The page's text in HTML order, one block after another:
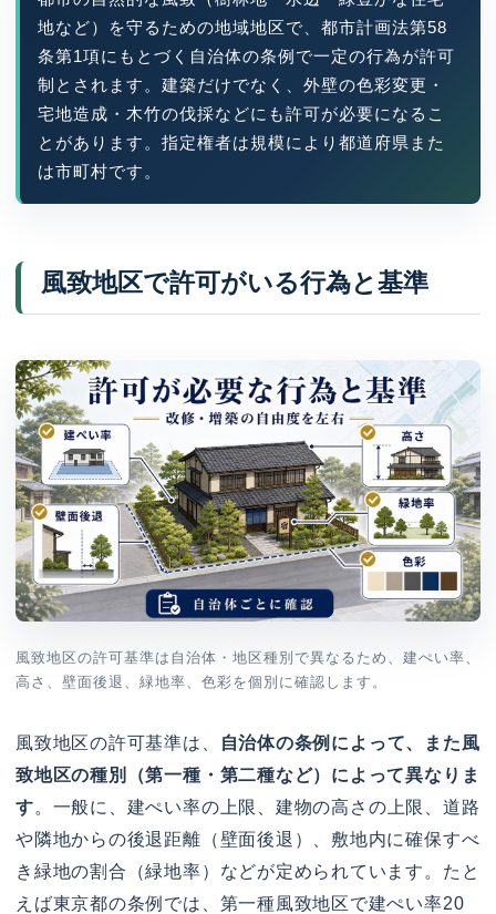
地など）を守るための地域地区で、都市計画法第58
条第1項にもとづく自治体の条例で一定の行為が許可
制とされます。建築だけでなく、外壁の色彩変更・
宅地造成・木竹の伐採などにも許可が必要になるこ
とがあります。指定権者は規模により都道府県また
は市町村です。
風致地区で許可がいる行為と基準
風致地区の許可基準は自治体・地区種別で異なるため、建ぺい率、
高さ、壁面後退、緑地率、色彩を個別に確認します。
風致地区の許可基準は、
自治体の条例によって、また風
致地区の種別（第一種・第二種など）によって異なりま
す。一般に、建ぺい率の上限、建物の高さの上限、道路
や隣地からの後退距離（壁面後退）、敷地内に確保すべ
き緑地の割合（緑地率）などが定められています。たと
えば東京都の条例では、第一種風致地区で建ぺい率20